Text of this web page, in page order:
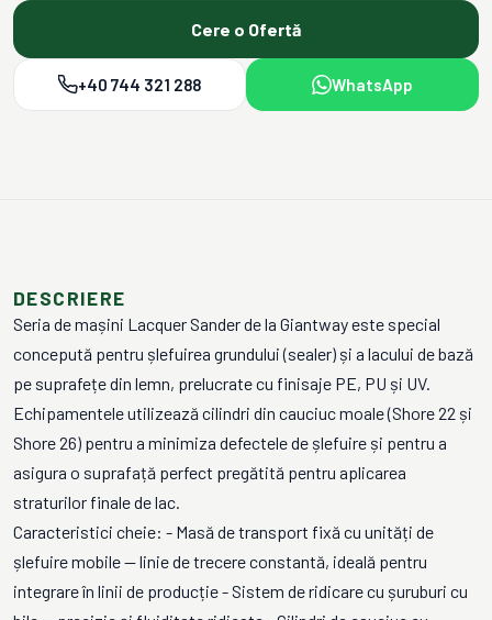
Cere o Ofertă
+40 744 321 288 WhatsApp
DESCRIERE
Seria de mașini Lacquer Sander de la Giantway este special
concepută pentru șlefuirea grundului (sealer) și a lacului de bază
pe suprafețe din lemn, prelucrate cu finisaje PE, PU și UV.
Echipamentele utilizează cilindri din cauciuc moale (Shore 22 și
Shore 26) pentru a minimiza defectele de șlefuire și pentru a
asigura o suprafață perfect pregătită pentru aplicarea
straturilor finale de lac.
Caracteristici cheie: - Masă de transport fixă cu unități de
șlefuire mobile — linie de trecere constantă, ideală pentru
integrare în linii de producție - Sistem de ridicare cu șuruburi cu